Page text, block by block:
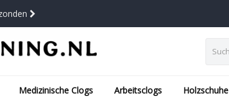
Medizinische Clogs Arbeitsclogs Holzschuhe